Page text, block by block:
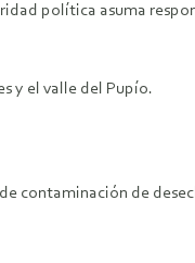
política asuma
y el valle del Pupío.
contaminación de